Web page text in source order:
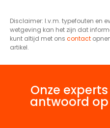
Disclaimer: I.v.m. typefouten en
wetgeving kan het zijn dat
kunt altijd met ons contact
artikel.
Onze
antwoord